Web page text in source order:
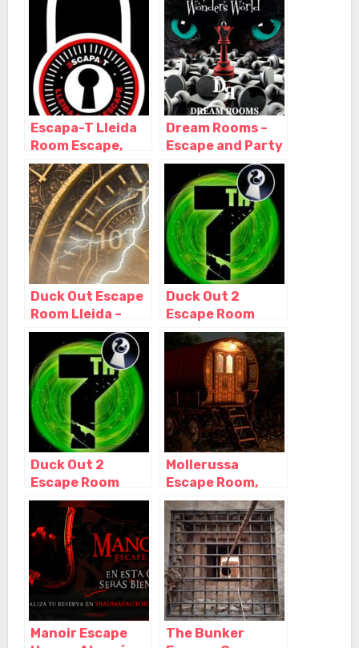
Escapa-T Lleida
Room Escape,
Lleida – Lérida
Dream Rooms –
Escape and Party
(Vallfogona de
Balaguer, Lleida),
L'Hostal Nou I la
Codosa – Lérida
Duck Out Escape
Room Lleida –
Time Escape,
Lleida – Cataluña
Duck Out 2
Escape Room
Lleida – 7th Gate,
Lleida – Cataluña
Duck Out 2
Escape Room
Lleida – 7th Gate,
Lleida – Cataluña
Mollerussa
Escape Room,
Mollerussa –
Lérida
Manoir Escape
The Bunker